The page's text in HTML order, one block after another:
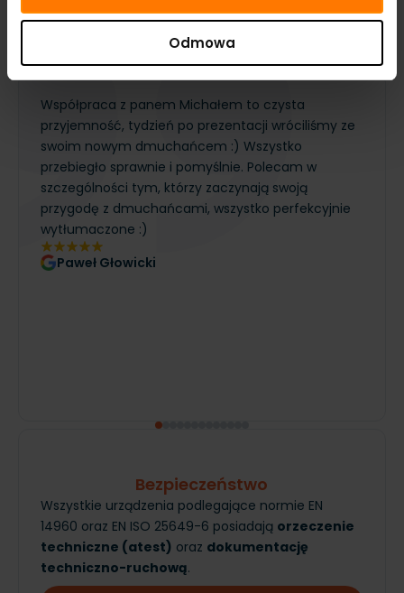
Odmowa
łączy efekt wizualny z wygodną organizacją strefy.
Opiniei realizacje
Klienci oceniają nas na 5!
Współpraca z panem Michałem to czysta
przyjemność, tydzień po prezentacji wróciliśmy ze
swoim nowym dmuchańcem :) Wszystko
przebiegło sprawnie i pomyślnie. Polecam w
szczególności tym, którzy zaczynają swoją
przygodę z dmuchańcami, wszystko perfekcyjnie
wytłumaczone :)
Paweł Głowicki
Bezpieczeństwo
Wszystkie urządzenia podlegające normie EN
14960 oraz EN ISO 25649-6 posiadają orzeczenie
techniczne (atest) oraz dokumentację
techniczno-ruchową.